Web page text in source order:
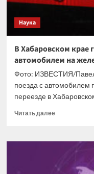
с
Наука
В Хабаровском крае
автомобилем на
Фото: ИЗВЕСТИЯ/Павел
поезда с
переезде в
Читать далееПрочитать
В
Хабаровском
грузовой